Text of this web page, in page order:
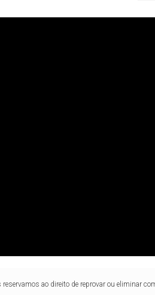
ao direito de reprovar ou eliminar